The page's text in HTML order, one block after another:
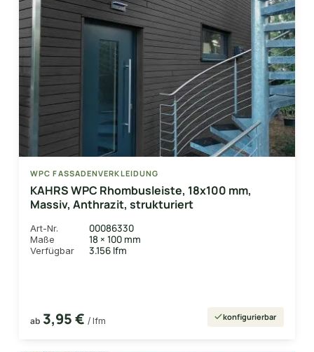
WPC FASSADENVERKLEIDUNG
KAHRS WPC Rhombusleiste, 18x100 mm,
Massiv, Anthrazit, strukturiert
Art-Nr. 00086330
Maße 18 × 100 mm
Verfügbar 3.156 lfm
ab 3,95 € / lfm konfigurierbar